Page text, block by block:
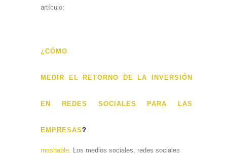
artículo:
¿CÓMO
MEDIR EL RETORNO DE LA INVERSIÓN
EN REDES SOCIALES PARA LAS
EMPRESAS?
mashable . Los medios sociales, redes sociales